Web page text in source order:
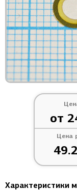
от
Цена
Характеристики